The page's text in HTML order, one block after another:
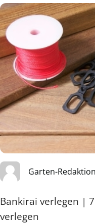
Garten-Redaktion
Bankirai verlegen |
verlegen